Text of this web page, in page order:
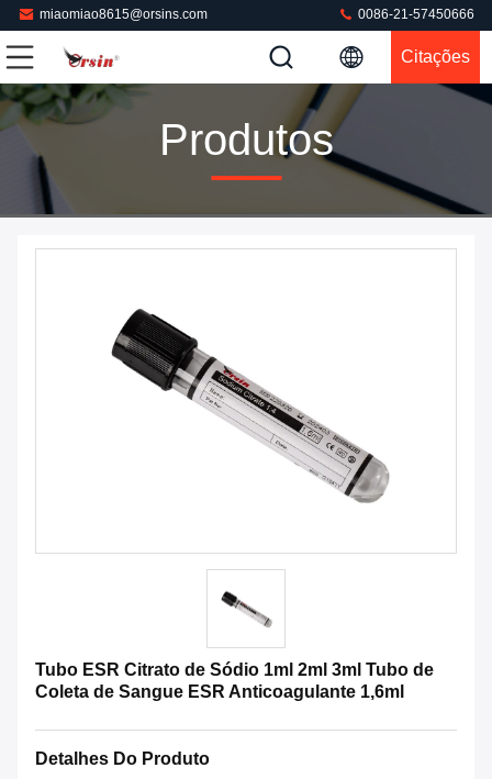
miaomiao8615@orsins.com 0086-21-57450666
Citações
Produtos
Tubo ESR Citrato de Sódio 1ml 2ml 3ml Tubo de
Coleta de Sangue ESR Anticoagulante 1,6ml
Detalhes Do Produto